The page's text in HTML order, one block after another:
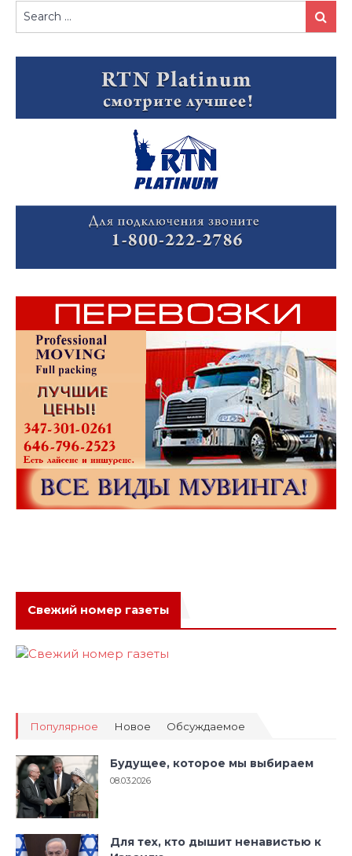
Search
for:
Search
Свежий номер газеты
Популярное Новое Обсуждаемое
Будущее, которое мы выбираем
08.03.2026
Для тех, кто дышит ненавистью к